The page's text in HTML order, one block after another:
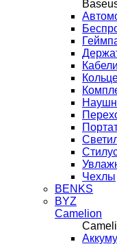
Чехлы
BENKS
BYZ
Camelion